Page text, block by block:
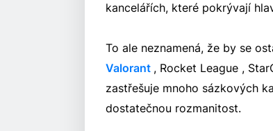
kancelářích, které pokrývají
To ale neznamená, že by se
Valorant , Rocket League ,
zastřešuje mnoho sázkových
dostatečnou rozmanitost.